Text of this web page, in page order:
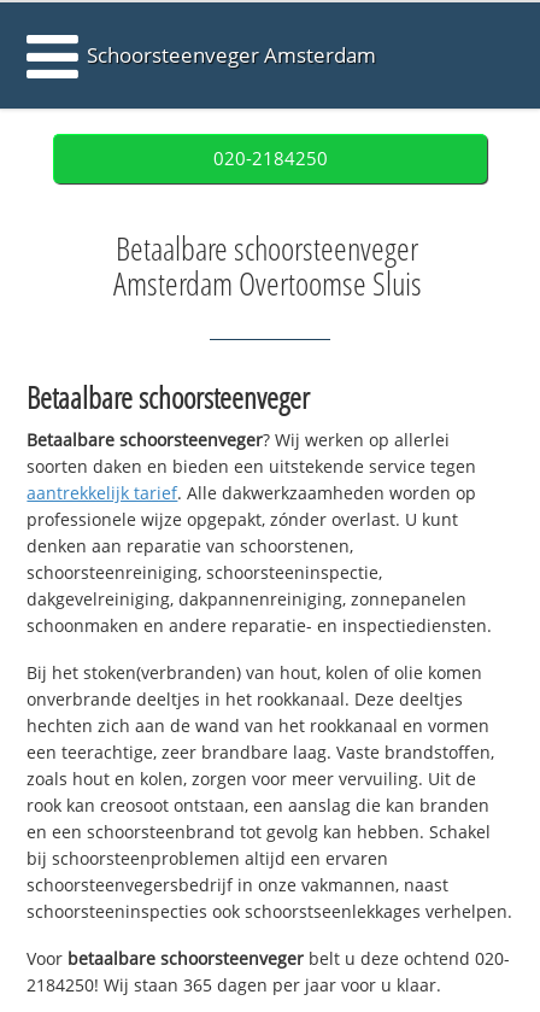
Schoorsteenveger Amsterdam
020-2184250
Betaalbare schoorsteenveger
Amsterdam Overtoomse Sluis
Betaalbare schoorsteenveger
Betaalbare schoorsteenveger? Wij werken op allerlei
soorten daken en bieden een uitstekende service tegen
aantrekkelijk tarief. Alle dakwerkzaamheden worden op
professionele wijze opgepakt, zónder overlast. U kunt
denken aan reparatie van schoorstenen,
schoorsteenreiniging, schoorsteeninspectie,
dakgevelreiniging, dakpannenreiniging, zonnepanelen
schoonmaken en andere reparatie- en inspectiediensten.
Bij het stoken(verbranden) van hout, kolen of olie komen
onverbrande deeltjes in het rookkanaal. Deze deeltjes
hechten zich aan de wand van het rookkanaal en vormen
een teerachtige, zeer brandbare laag. Vaste brandstoffen,
zoals hout en kolen, zorgen voor meer vervuiling. Uit de
rook kan creosoot ontstaan, een aanslag die kan branden
en een schoorsteenbrand tot gevolg kan hebben. Schakel
bij schoorsteenproblemen altijd een ervaren
schoorsteenvegersbedrijf in onze vakmannen, naast
schoorsteeninspecties ook schoorstseenlekkages verhelpen.
Voor betaalbare schoorsteenveger belt u deze ochtend 020-
2184250! Wij staan 365 dagen per jaar voor u klaar.